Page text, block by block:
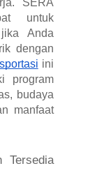
SERA
untuk
Anda
dengan
ini
program
budaya
manfaat
Tersedia